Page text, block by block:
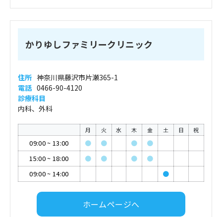
かりゆしファミリークリニック
住所 神奈川県藤沢市片瀬365-1
電話 0466-90-4120
診療科目
内科、外科
月 火 水 木 金 土 日 祝
09:00~ 13:00 ● ● ●
●
15:00~ 18:00 ● ● ●
●
09:00~ 14:00 ●
ホームページへ